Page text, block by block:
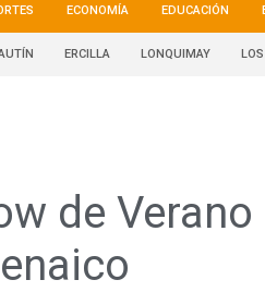
ECONOMÍA EDUCACIÓN
ERCILLA LONQUIMAY
de